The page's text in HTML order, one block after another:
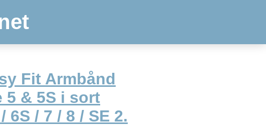
Fit Armbånd
5 & 5S i sort
6S / 7 / 8 / SE 2.